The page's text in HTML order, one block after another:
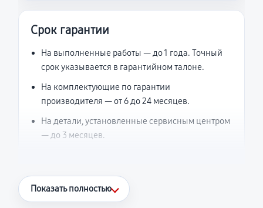
Срок гарантии
На выполненные работы — до 1 года. Точный
срок указывается в гарантийном талоне.
На комплектующие по гарантии
производителя — от 6 до 24 месяцев.
На детали, установленные сервисным центром
— до 3 месяцев.
Что считается гарантийным случаем
Показать полностью